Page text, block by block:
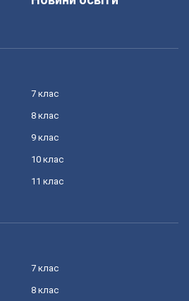
7 клас
8 клас
9 клас
10 клас
11 клас
7 клас
8 клас